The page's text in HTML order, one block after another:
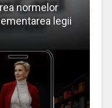
normelor
legii